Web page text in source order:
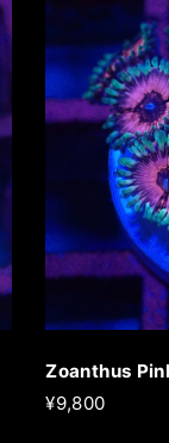
Zoanthus
¥9,800